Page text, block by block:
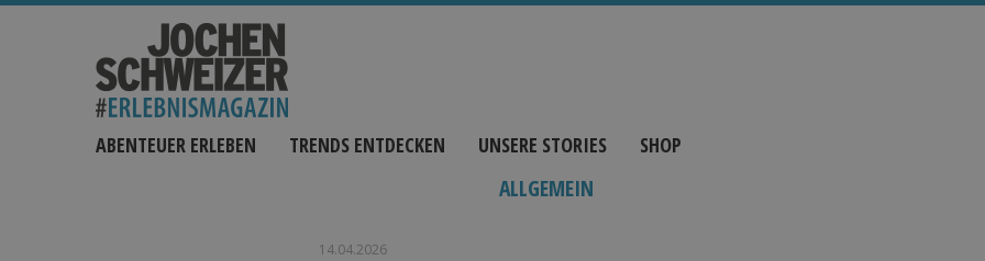
ABENTEUER ERLEBEN TRENDS ENTDECKEN UNSERE STORIES SHOP
ALLGEMEIN
14.04.2026